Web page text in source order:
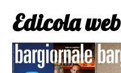
Edicola web